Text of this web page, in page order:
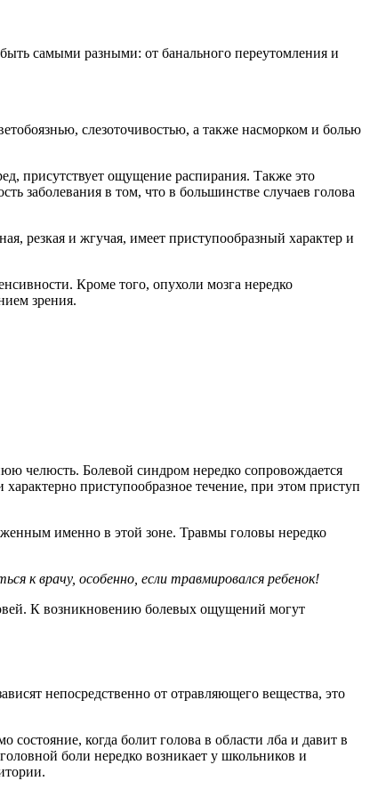
самыми разными: от банального переутомления и
слезоточивостью, а также насморком и болью
присутствует ощущение распирания. Также это
заболевания в том, что в большинстве случаев голова
резкая и жгучая, имеет приступообразный характер и
Кроме того, опухоли мозга нередко
зрения.
челюсть. Болевой синдром нередко сопровождается
приступообразное течение, при этом приступ
именно в этой зоне. Травмы головы нередко
к врачу, особенно, если травмировался ребенок!
К возникновению болевых ощущений могут
непосредственно от отравляющего вещества, это
когда болит голова в области лба и давит в
боли нередко возникает у школьников и